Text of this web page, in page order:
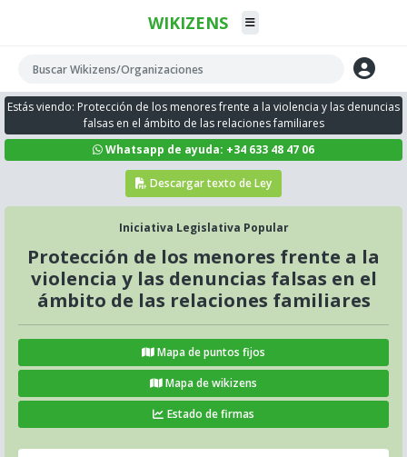
WIKIZENS
Estás viendo: Protección de los menores frente a la violencia y las denuncias
falsas en el ámbito de las relaciones familiares
Whatsapp de ayuda: +34 633 48 47 06
Descargar texto de Ley
Iniciativa Legislativa Popular
Protección de los menores frente a la
violencia y las denuncias falsas en el
ámbito de las relaciones familiares
Mapa de puntos fijos
Mapa de wikizens
Estado de firmas